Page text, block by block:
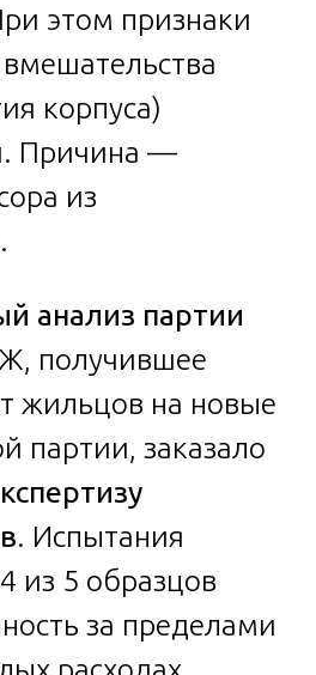
этом признаки
корпуса)
Причина —
из
анализ партии
получившее
жильцов на новые
партии, заказало
. Испытания
из 5 образцов
за пределами